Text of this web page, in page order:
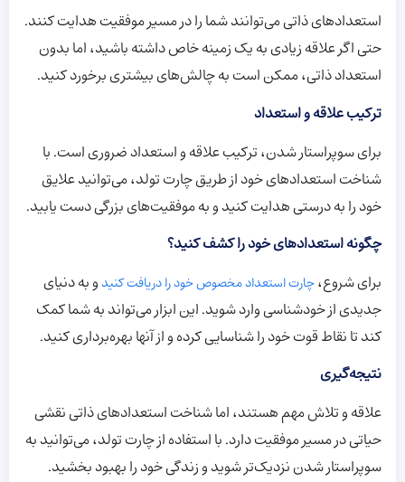
استعدادهای ذاتی می‌توانند شما را در مسیر موفقیت هدایت کنند.
حتی اگر علاقه زیادی به یک زمینه خاص داشته باشید، اما بدون
استعداد ذاتی، ممکن است به چالش‌های بیشتری برخورد کنید.
ترکیب علاقه و استعداد
برای سوپراستار شدن، ترکیب علاقه و استعداد ضروری است. با
شناخت استعدادهای خود از طریق چارت تولد، می‌توانید علایق
خود را به درستی هدایت کنید و به موفقیت‌های بزرگی دست یابید.
چگونه استعدادهای خود را کشف کنید؟
برای شروع،چارت استعداد مخصوص خود را دریافت کنیدو به دنیای
جدیدی از خودشناسی وارد شوید. این ابزار می‌تواند به شما کمک
کند تا نقاط قوت خود را شناسایی کرده و از آنها بهره‌برداری کنید.
نتیجه‌گیری
علاقه و تلاش مهم هستند، اما شناخت استعدادهای ذاتی نقشی
حیاتی در مسیر موفقیت دارد. با استفاده از چارت تولد، می‌توانید به
سوپراستار شدن نزدیک‌تر شوید و زندگی خود را بهبود بخشید.